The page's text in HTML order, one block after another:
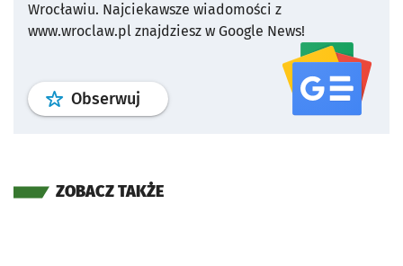
Wrocławiu. Najciekawsze wiadomości z
www.wroclaw.pl znajdziesz w Google News!
Obserwuj profil serwisu
ZOBACZ TAKŻE